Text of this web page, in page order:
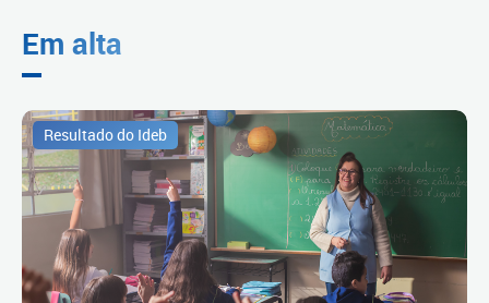
Em alta
Resultado do Ideb